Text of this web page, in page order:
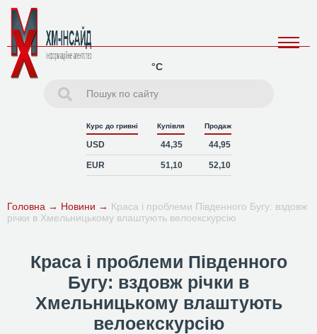
°C
Курс до гривні Купівля Продаж
USD 44,35 44,95
EUR 51,10 52,10
Головна → Новини → Краса і проблеми Південного Бугу: вздовж
річки в Хмельницькому влаштують велоекскурсію
Краса і проблеми Південного
Бугу: вздовж річки в
Хмельницькому влаштують
велоекскурсію